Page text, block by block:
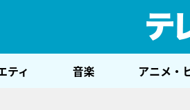
ティ 音楽 アニメ・